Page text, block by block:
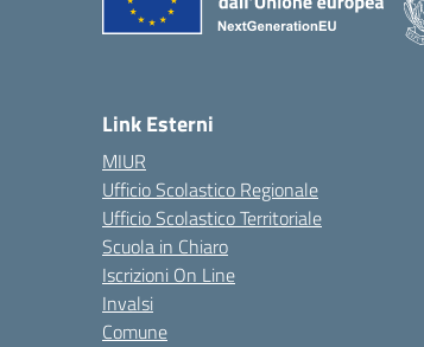
Link Esterni
MIUR
Ufficio Scolastico Regionale
Ufficio Scolastico Territoriale
Scuola in Chiaro
Iscrizioni On Line
Invalsi
Comune